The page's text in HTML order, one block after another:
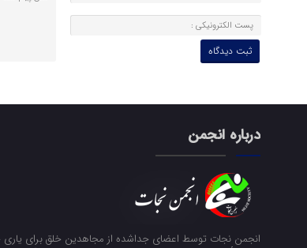
درباره انجمن
انجمن نجات توسط اعضای جداشده از مجاهدین خلق برای یاری